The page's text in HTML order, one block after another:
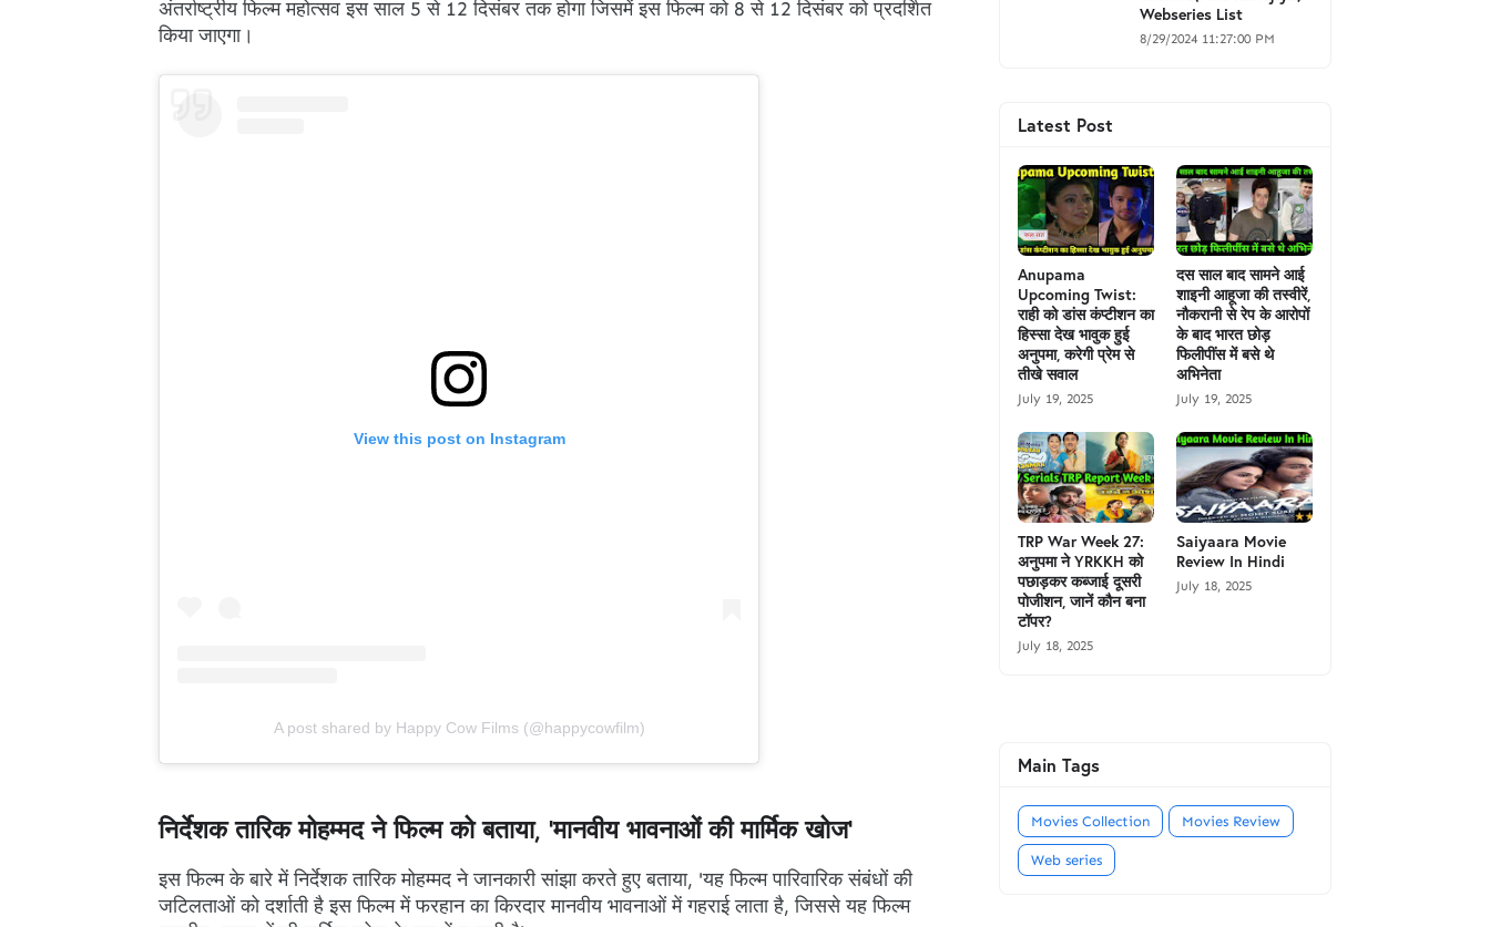
अंतर्राष्ट्रीय फिल्म महोत्सव इस साल 5 से 12 दिसंबर तक होगा जिसमें इस फिल्म को 8 से 12 दिसंबर को प्रदर्शित
किया जाएगा।
View this post on Instagram
A post shared by Happy Cow Films (@happycowfilm)
निर्देशक तारिक मोहम्मद ने फिल्म को बताया, 'मानवीय भावनाओं की मार्मिक खोज'
इस फिल्म के बारे में निर्देशक तारिक मोहम्मद ने जानकारी सांझा करते हुए बताया, 'यह फिल्म पारिवारिक संबंधों की
जटिलताओं को दर्शाती है इस फिल्म में फरहान का किरदार मानवीय भावनाओं में गहराई लाता है, जिससे यह फिल्म
Webseries List
8/29/2024 11:27:00 PM
Latest Post
Anupama
Upcoming Twist:
राही को डांस कंप्टीशन का
हिस्सा देख भावुक हुई
अनुपमा, करेगी प्रेम से
तीखे सवाल
July 19, 2025
दस साल बाद सामने आई
शाइनी आहूजा की तस्वीरें,
नौकरानी से रेप के आरोपों
के बाद भारत छोड़
फिलीपींस में बसे थे
अभिनेता
July 19, 2025
TRP War Week 27:
अनुपमा ने YRKKH को
पछाड़कर कब्जाई दूसरी
पोजीशन, जानें कौन बना
टॉपर?
July 18, 2025
Saiyaara Movie
Review In Hindi
July 18, 2025
Main Tags
Movies Collection Movies Review
Web series